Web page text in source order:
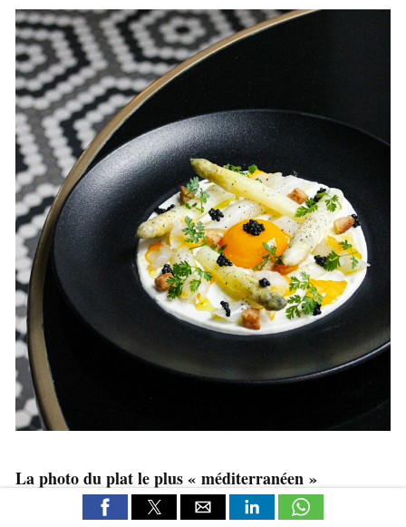
La photo du plat le plus « méditerranéen »